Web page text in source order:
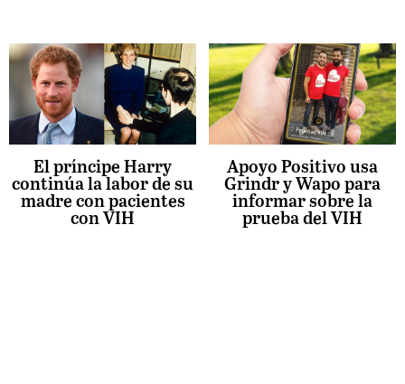
El príncipe Harry
continúa la labor de su
madre con pacientes
con VIH
Apoyo Positivo usa
Grindr y Wapo para
informar sobre la
prueba del VIH